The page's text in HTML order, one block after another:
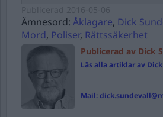
Ämnesord: Åklagare, Dick
Mord, Poliser, Rättssäkerhet
Publicerad av Dick
Läs alla artiklar av
Mail: